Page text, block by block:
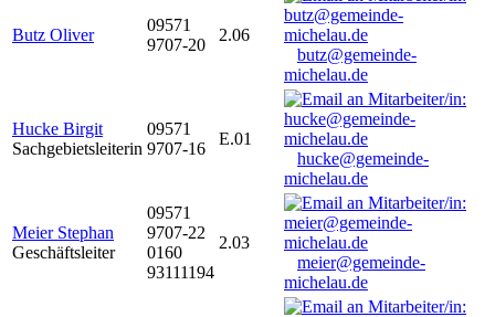
Butz Oliver
09571
9707-20
2.06
butz@gemeinde-
michelau.de
Hucke Birgit
Sachgebietsleiterin
09571
9707-16
E.01
hucke@gemeinde-
michelau.de
Meier Stephan
Geschäftsleiter
09571
9707-22
0160
93111194
2.03
meier@gemeinde-
michelau.de